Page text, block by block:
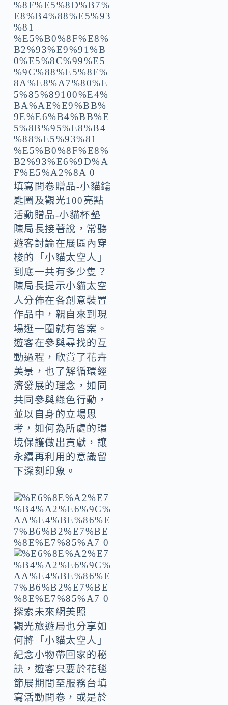
填寫問卷贈品-小貓鑰
匙圈及觀光100亮點
活動贈品-小貓杯墊
陳局長接著說，常聽
遊客討論在展區內穿
梭的「小貓太空人」
到底一共有多少隻？
陳局長提示小貓太空
人分佈在各創意裝置
作品中，親自來到現
場逛一圈就有答案。
遊客在參與尋找的互
動過程，欣賞了花卉
美景，也了解循環經
濟發展的理念，如同
共同參與綠色行動，
並以自身的立場思
考，如何為所處的環
境保護做出貢獻，讓
永續再利用的意識留
下深刻印象。
探索未來網美照
觀光旅遊局也分享如
何將「小貓太空人」
紀念小物帶回家的秘
訣，遊客只要於花毯
節展期間至服務台填
寫活動問卷，或是於